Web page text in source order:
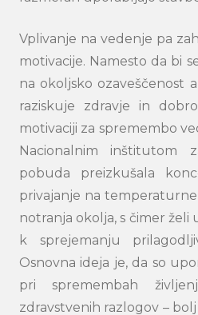
Vplivanje na vedenje pa
motivacije. Namesto da bi
na okoljsko ozaveščenost
raziskuje zdravje in
motivaciji za spremembo
Nacionalnim inštitutom
pobuda preizkušala
privajanje na
notranja okolja, s čimer
k sprejemanju
Osnovna ideja je, da so
pri spremembah
zdravstvenih razlogov –